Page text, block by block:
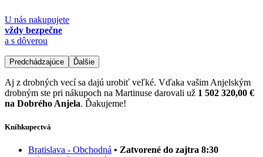
U nás nakupujete
vždy bezpečne
a s dôverou
Predchádzajúce Ďalšie
Aj z drobných vecí sa dajú urobiť veľké. Vďaka vašim Anjelským
drobným ste pri nákupoch na Martinuse darovali už 1 502 320,00 €
na Dobrého Anjela. Ďakujeme!
Kníhkupectvá
Bratislava - Obchodná • Zatvorené do zajtra 8:30